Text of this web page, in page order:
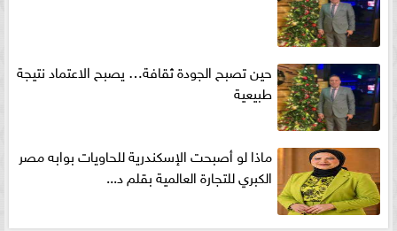
حين تصبح الجودة ثقافة… يصبح الاعتماد نتيجة
طبيعية
ماذا لو أصبحت الإسكندرية للحاويات بوابه مصر
الكبري للتجارة العالمية بقلم د...